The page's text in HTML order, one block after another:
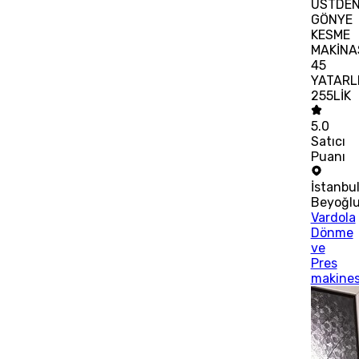
GÖNYE
KESME
45
255LİK
5.0
Satıcı
Puanı
İstanbul
Vardola
Dönme
ve
Pres